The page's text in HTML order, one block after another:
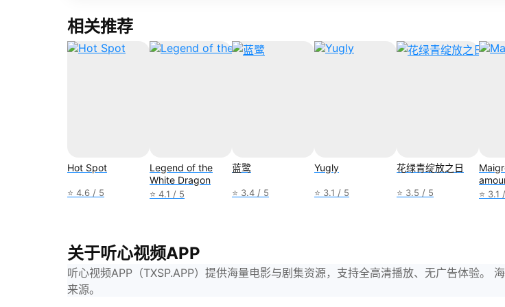
相关推荐
Hot Spot
⭐ 4.6 / 5
Legend of the
White Dragon
⭐ 4.1 / 5
蓝鹭
⭐ 3.4 / 5
Yugly
⭐ 3.1 / 5
花绿青绽放之日
⭐ 3.5 / 5 ⭐ 3.1
关于听心视频APP
听心视频APP（TXSP.APP）提供海量电影与剧集资源，支持全高清播放、无广告体验。
来源。